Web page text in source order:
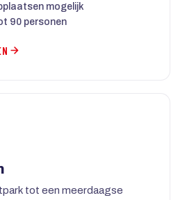
mogelijk
90 personen
tot een meerdaagse